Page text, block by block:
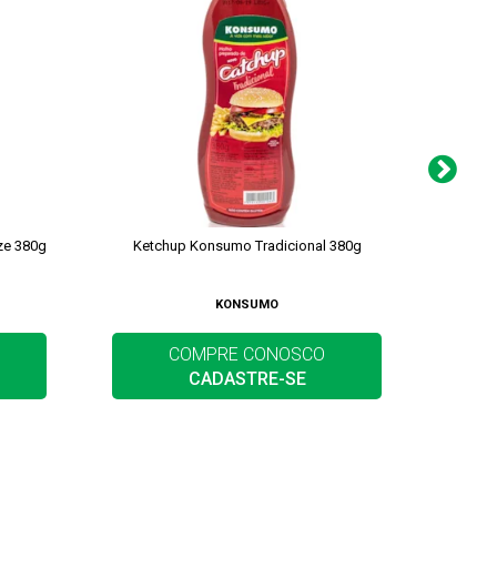
380g Ketchup Konsumo Tradicional 380g
KONSUMO
COMPRE CONOSCO
CADASTRE-SE